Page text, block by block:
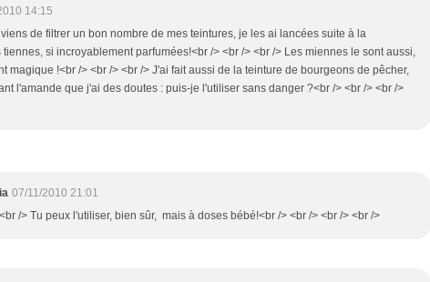
14:15
de filtrer un bon nombre de mes teintures, je les ai lancées suite à la
si incroyablement parfumées!<br /> <br /> <br /> Les miennes le sont aussi,
magique !<br /> <br /> <br /> J'ai fait aussi de la teinture de bourgeons de pêcher,
l'amande que j'ai des doutes : puis-je l'utiliser sans danger ?<br /> <br /> <br />
07/11/2010 21:01
/> Tu peux l'utiliser, bien sûr, mais à doses bébé!<br /> <br /> <br /> <br />